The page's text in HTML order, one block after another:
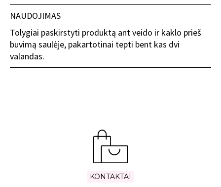
NAUDOJIMAS
Tolygiai paskirstyti produktą ant veido ir kaklo prieš
buvimą saulėje, pakartotinai tepti bent kas dvi
valandas.
KONTAKTAI